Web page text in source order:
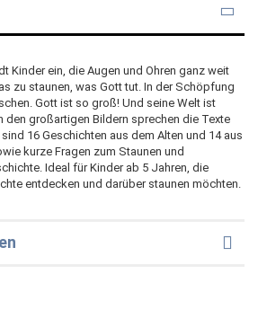
Kinder ein, die Augen und Ohren ganz weit
zu staunen, was Gott tut. In der Schöpfung
Gott ist so groß! Und seine Welt ist
den großartigen Bildern sprechen die Texte
16 Geschichten aus dem Alten und 14 aus
kurze Fragen zum Staunen und
Ideal für Kinder ab 5 Jahren, die
entdecken und darüber staunen möchten.